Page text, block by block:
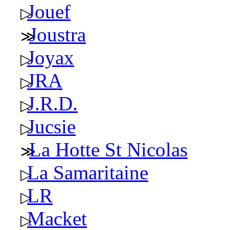
Jouef
Joustra
Joyax
JRA
J.R.D.
Jucsie
La Hotte St Nicolas
La Samaritaine
LR
Macket